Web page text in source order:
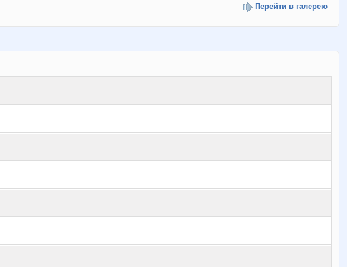
Перейти в галерею